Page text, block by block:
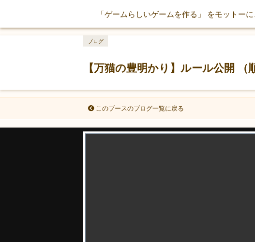
「ゲームらしいゲームを作る」 をモットー
【万猫の豊明かり】ルール公開 （
ブログ
このブースのブログ一覧に戻る